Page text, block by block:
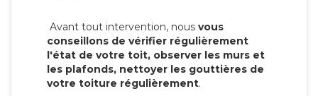
Avant tout intervention, nous vous
conseillons de vérifier régulièrement
l'état de votre toit, observer les murs et
les plafonds, nettoyer les gouttières de
votre toiture régulièrement.